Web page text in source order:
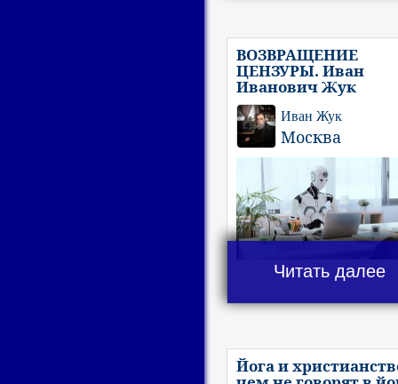
ВОЗВРАЩЕНИЕ
ЦЕНЗУРЫ. Иван
Иванович Жук
Иван Жук
Москва
Читать далее
Йога и